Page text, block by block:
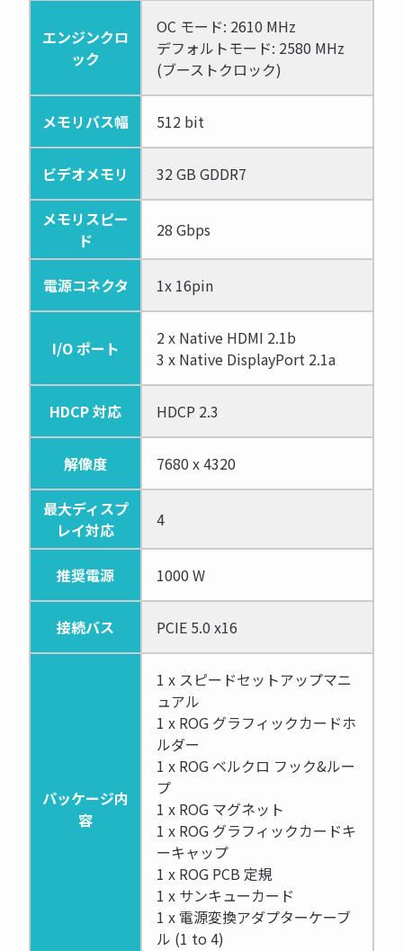
エンジンクロ
ック
OC モード: 2610 MHz
デフォルトモード: 2580 MHz
(ブーストクロック)
メモリバス幅 512 bit
ビデオメモリ 32 GB GDDR7
メモリスピー
ド
28 Gbps
電源コネクタ 1x 16pin
I/O ポート
2 x Native HDMI 2.1b
3 x Native DisplayPort 2.1a
HDCP 対応 HDCP 2.3
解像度 7680 x 4320
最大ディスプ
レイ対応
4
推奨電源 1000 W
接続バス PCIE 5.0 x16
パッケージ内
容
1 x スピードセットアップマニ
ュアル
1 x ROG グラフィックカードホ
ルダー
1 x ROG ベルクロ フック&ルー
プ
1 x ROG マグネット
1 x ROG グラフィックカードキ
ーキャップ
1 x ROG PCB 定規
1 x サンキューカード
1 x 電源変換アダプターケーブ
ル (1 to 4)